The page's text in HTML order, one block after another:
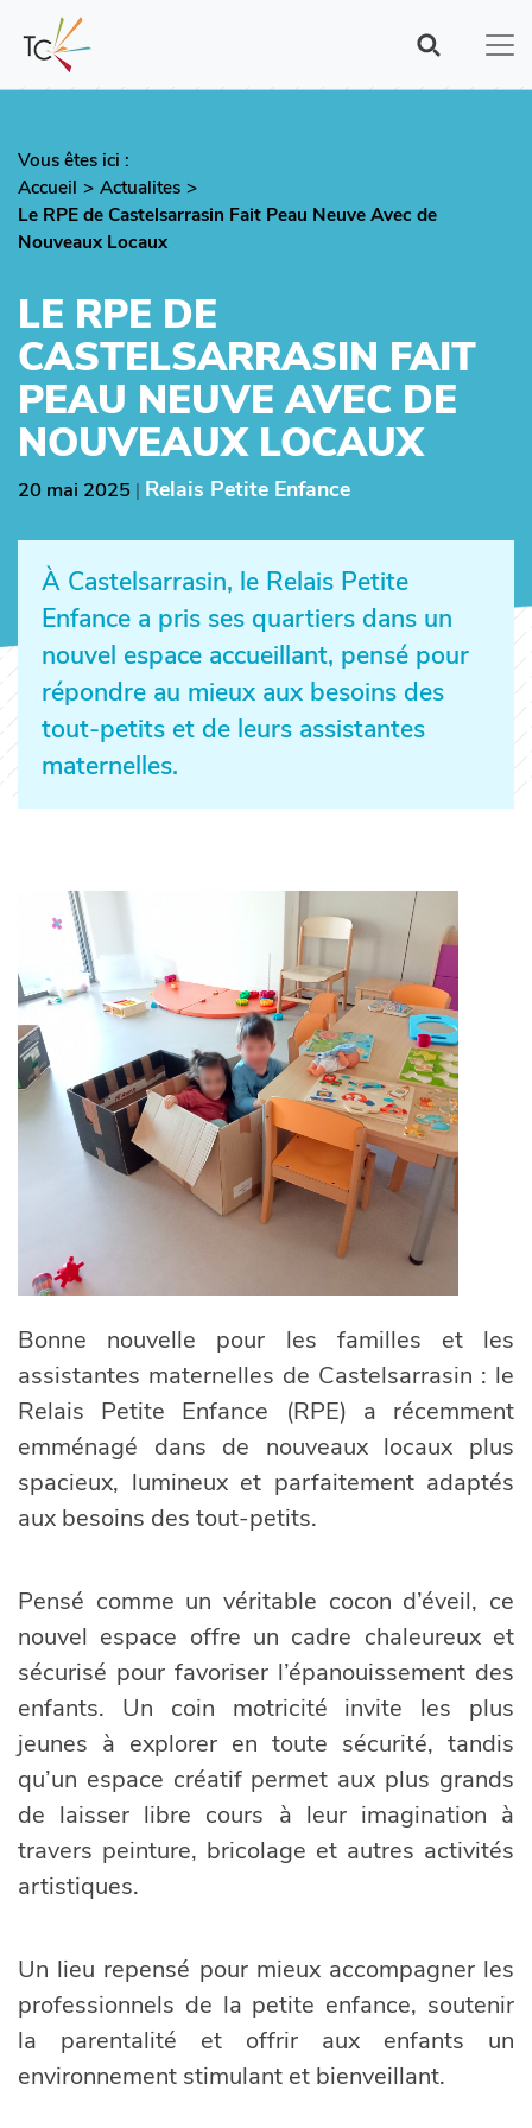
contenu
principal
Vous êtes ici :
Fil
d'Ariane
Accueil
Actualites
Le RPE de Castelsarrasin Fait Peau Neuve Avec de
Nouveaux Locaux
LE RPE DE
CASTELSARRASIN FAIT
PEAU NEUVE AVEC DE
NOUVEAUX LOCAUX
20 mai 2025 | Relais Petite Enfance
À Castelsarrasin, le Relais Petite
Enfance a pris ses quartiers dans un
nouvel espace accueillant, pensé pour
répondre au mieux aux besoins des
tout-petits et de leurs assistantes
maternelles.
Bonne nouvelle pour les familles et les
assistantes maternelles de Castelsarrasin : le
Relais Petite Enfance (RPE) a récemment
emménagé dans de nouveaux locaux plus
spacieux, lumineux et parfaitement adaptés
aux besoins des tout-petits.
Pensé comme un véritable cocon d’éveil, ce
nouvel espace offre un cadre chaleureux et
sécurisé pour favoriser l’épanouissement des
enfants. Un coin motricité invite les plus
jeunes à explorer en toute sécurité, tandis
qu’un espace créatif permet aux plus grands
de laisser libre cours à leur imagination à
travers peinture, bricolage et autres activités
artistiques.
Un lieu repensé pour mieux accompagner les
professionnels de la petite enfance, soutenir
la parentalité et offrir aux enfants un
environnement stimulant et bienveillant.